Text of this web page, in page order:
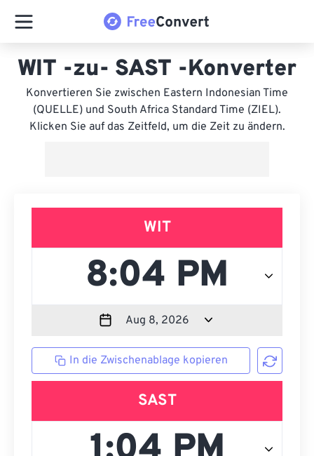
WIT -zu- SAST -Konverter
Konvertieren Sie zwischen Eastern Indonesian Time
(QUELLE) und South Africa Standard Time (ZIEL).
Klicken Sie auf das Zeitfeld, um die Zeit zu ändern.
WIT
In die Zwischenablage kopieren
SAST